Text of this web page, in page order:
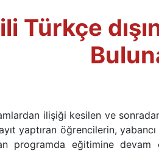
Türkçe
ilişiği kesilen ve
yaptıran öğrencilerin,
programda eğitimine devam